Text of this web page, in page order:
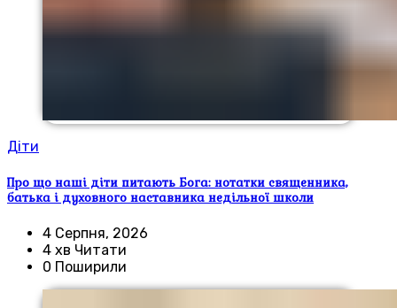
Діти
Про що наші діти питають Бога: нотатки священника,
батька і духовного наставника недільної школи
4 Серпня, 2026
4 хв Читати
0 Поширили